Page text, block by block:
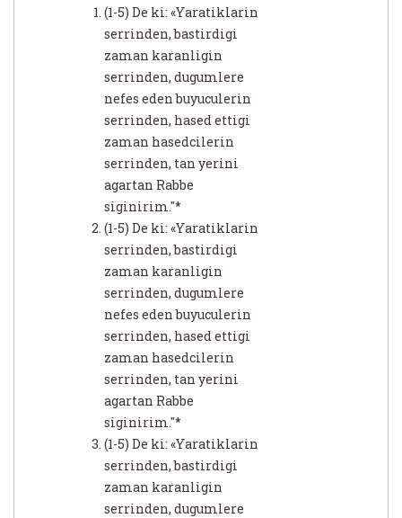
(1-5) De ki: «Yaratiklarin
serrinden, bastirdigi
zaman karanligin
serrinden, dugumlere
nefes eden buyuculerin
serrinden, hased ettigi
zaman hasedcilerin
serrinden, tan yerini
agartan Rabbe
siginirim."*
(1-5) De ki: «Yaratiklarin
serrinden, bastirdigi
zaman karanligin
serrinden, dugumlere
nefes eden buyuculerin
serrinden, hased ettigi
zaman hasedcilerin
serrinden, tan yerini
agartan Rabbe
siginirim."*
(1-5) De ki: «Yaratiklarin
serrinden, bastirdigi
zaman karanligin
serrinden, dugumlere